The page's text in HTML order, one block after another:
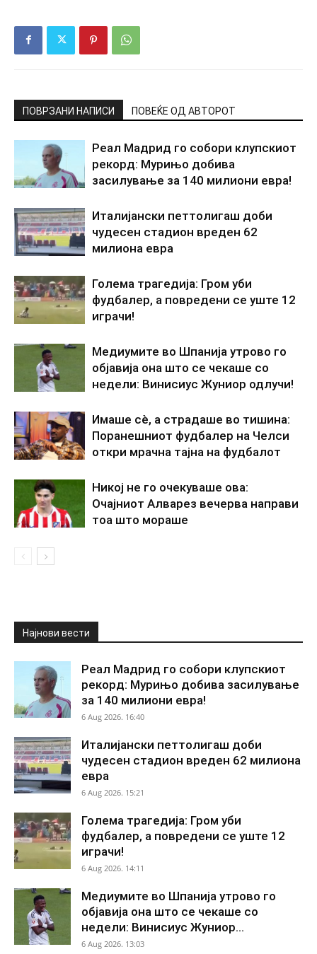
ПОВРЗАНИ НАПИСИ ПОВЕЌЕ ОД АВТОРОТ
Реал Мадрид го собори клупскиот
рекорд: Мурињо добива
засилување за 140 милиони евра!
Италијански петтолигаш доби
чудесен стадион вреден 62
милиона евра
Голема трагедија: Гром уби
фудбалер, а повредени се уште 12
играчи!
Медиумите во Шпанија утрово го
објавија она што се чекаше со
недели: Винисиус Жуниор одлучи!
Имаше сè, а страдаше во тишина:
Поранешниот фудбалер на Челси
откри мрачна тајна на фудбалот
Никој не го очекуваше ова:
Очајниот Алварез вечерва направи
тоа што мораше
Најнови вести
Реал Мадрид го собори клупскиот
рекорд: Мурињо добива засилување
за 140 милиони евра!
6 Aug 2026. 16:40
Италијански петтолигаш доби
чудесен стадион вреден 62 милиона
евра
6 Aug 2026. 15:21
Голема трагедија: Гром уби
фудбалер, а повредени се уште 12
играчи!
6 Aug 2026. 14:11
Медиумите во Шпанија утрово го
објавија она што се чекаше со
недели: Винисиус Жуниор...
6 Aug 2026. 13:03